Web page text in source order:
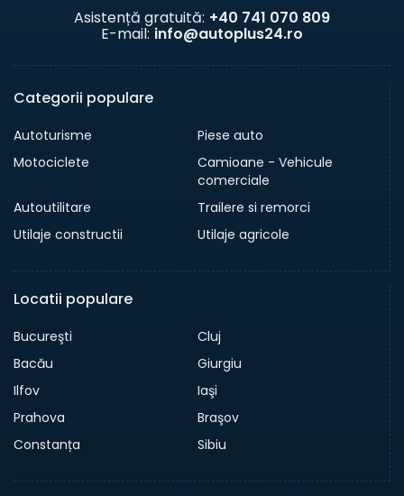
Asistență gratuită: +40 741 070 809
E-mail: info@autoplus24.ro
Categorii populare
Autoturisme
Piese auto
Motociclete
Camioane - Vehicule
comerciale
Autoutilitare
Trailere si remorci
Utilaje constructii
Utilaje agricole
Locatii populare
Bucureşti
Cluj
Bacău
Giurgiu
Ilfov
Iaşi
Prahova
Braşov
Constanța
Sibiu